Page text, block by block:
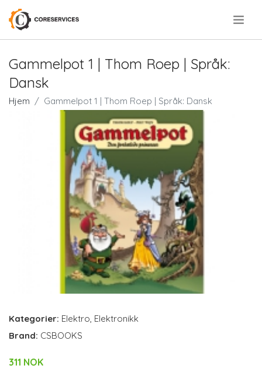
Gammelpot 1 | Thom Roep | Språk:
Dansk
Hjem Gammelpot 1 | Thom Roep | Språk: Dansk
Kategorier: Elektro Elektronikk
Brand: CSBOOKS
311 NOK